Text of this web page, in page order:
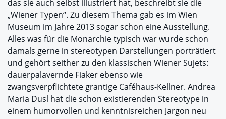
das sie auch selbst illustriert hat, beschreibt sie die
„Wiener Typen“. Zu diesem Thema gab es im Wien
Museum im Jahre 2013 sogar schon eine Ausstellung.
Alles was für die Monarchie typisch war wurde schon
damals gerne in stereotypen Darstellungen porträtiert
und gehört seither zu den klassischen Wiener Sujets:
dauerpalavernde Fiaker ebenso wie
zwangsverpflichtete grantige Caféhaus-Kellner. Andrea
Maria Dusl hat die schon existierenden Stereotype in
einem humorvollen und kenntnisreichen Jargon neu